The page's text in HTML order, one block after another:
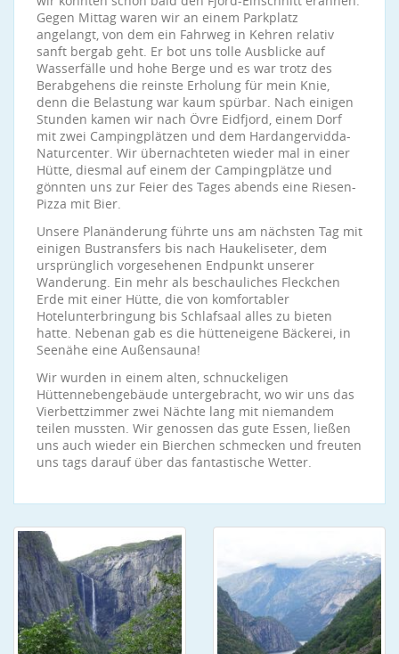
Gegen Mittag waren wir an einem Parkplatz
angelangt, von dem ein Fahrweg in Kehren relativ
sanft bergab geht. Er bot uns tolle Ausblicke auf
Wasserfälle und hohe Berge und es war trotz des
Berabgehens die reinste Erholung für mein Knie,
denn die Belastung war kaum spürbar. Nach einigen
Stunden kamen wir nach Övre Eidfjord, einem Dorf
mit zwei Campingplätzen und dem Hardangervidda-
Naturcenter. Wir übernachteten wieder mal in einer
Hütte, diesmal auf einem der Campingplätze und
gönnten uns zur Feier des Tages abends eine Riesen-
Pizza mit Bier.
Unsere Planänderung führte uns am nächsten Tag mit
einigen Bustransfers bis nach Haukeliseter, dem
ursprünglich vorgesehenen Endpunkt unserer
Wanderung. Ein mehr als beschauliches Fleckchen
Erde mit einer Hütte, die von komfortabler
Hotelunterbringung bis Schlafsaal alles zu bieten
hatte. Nebenan gab es die hütteneigene Bäckerei, in
Seenähe eine Außensauna!
Wir wurden in einem alten, schnuckeligen
Hüttennebengebäude untergebracht, wo wir uns das
Vierbettzimmer zwei Nächte lang mit niemandem
teilen mussten. Wir genossen das gute Essen, ließen
uns auch wieder ein Bierchen schmecken und freuten
uns tags darauf über das fantastische Wetter.